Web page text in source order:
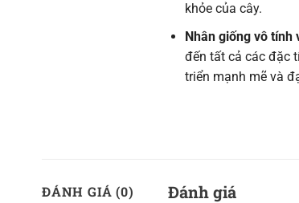
khỏe của cây.
Nhân giống vô tính
đến tất cả các đặc
triển mạnh mẽ và
ĐÁNH GIÁ (0) Đánh giá